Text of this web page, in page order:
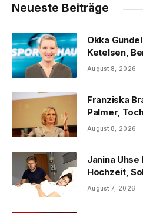
Neueste Beiträge
Okka
Ketelsen,
August 8, 2026
Franziska
Palmer,
August 8, 2026
Janina Uhse
Hochzeit,
August 7, 2026